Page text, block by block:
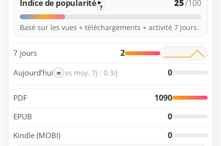
Indice de popularité ? 25/100
Basé sur les vues + téléchargements + activité 7 jours.
7 jours 2
Aujourd’hui = vs moy. 7j : 0.3/j 0
PDF 1090
EPUB 0
Kindle (MOBI)
0